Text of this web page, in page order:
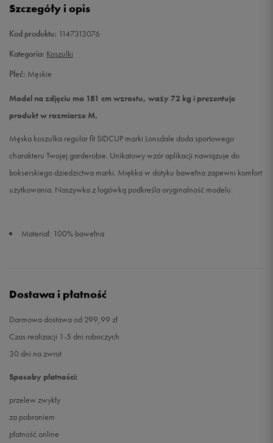
Szczegóły i opis
Kod produktu: 1147313076
Kategoria: Koszulki
Płeć: Męskie
Model na zdjęciu ma 181 cm wzrostu, waży 72 kg i prezentuje
produkt w rozmiarze M.
Męska koszulka regular fit SIDCUP marki Lonsdale doda sportowego
charakteru Twojej garderobie. Unikatowy wzór aplikacji nawiązuje do
bokserskiego dziedzictwa marki. Miękka w dotyku bawełna zapewni komfort
użytkowania. Naszywka z logówką podkreśla oryginalność modelu.
Materiał: 100% bawełna
Dostawa i płatność
Darmowa dostawa od 299,99 zł
Czas realizacji 1-5 dni roboczych
30 dni na zwrot
Sposoby płatności:
przelew zwykły
za pobraniem
płatność online